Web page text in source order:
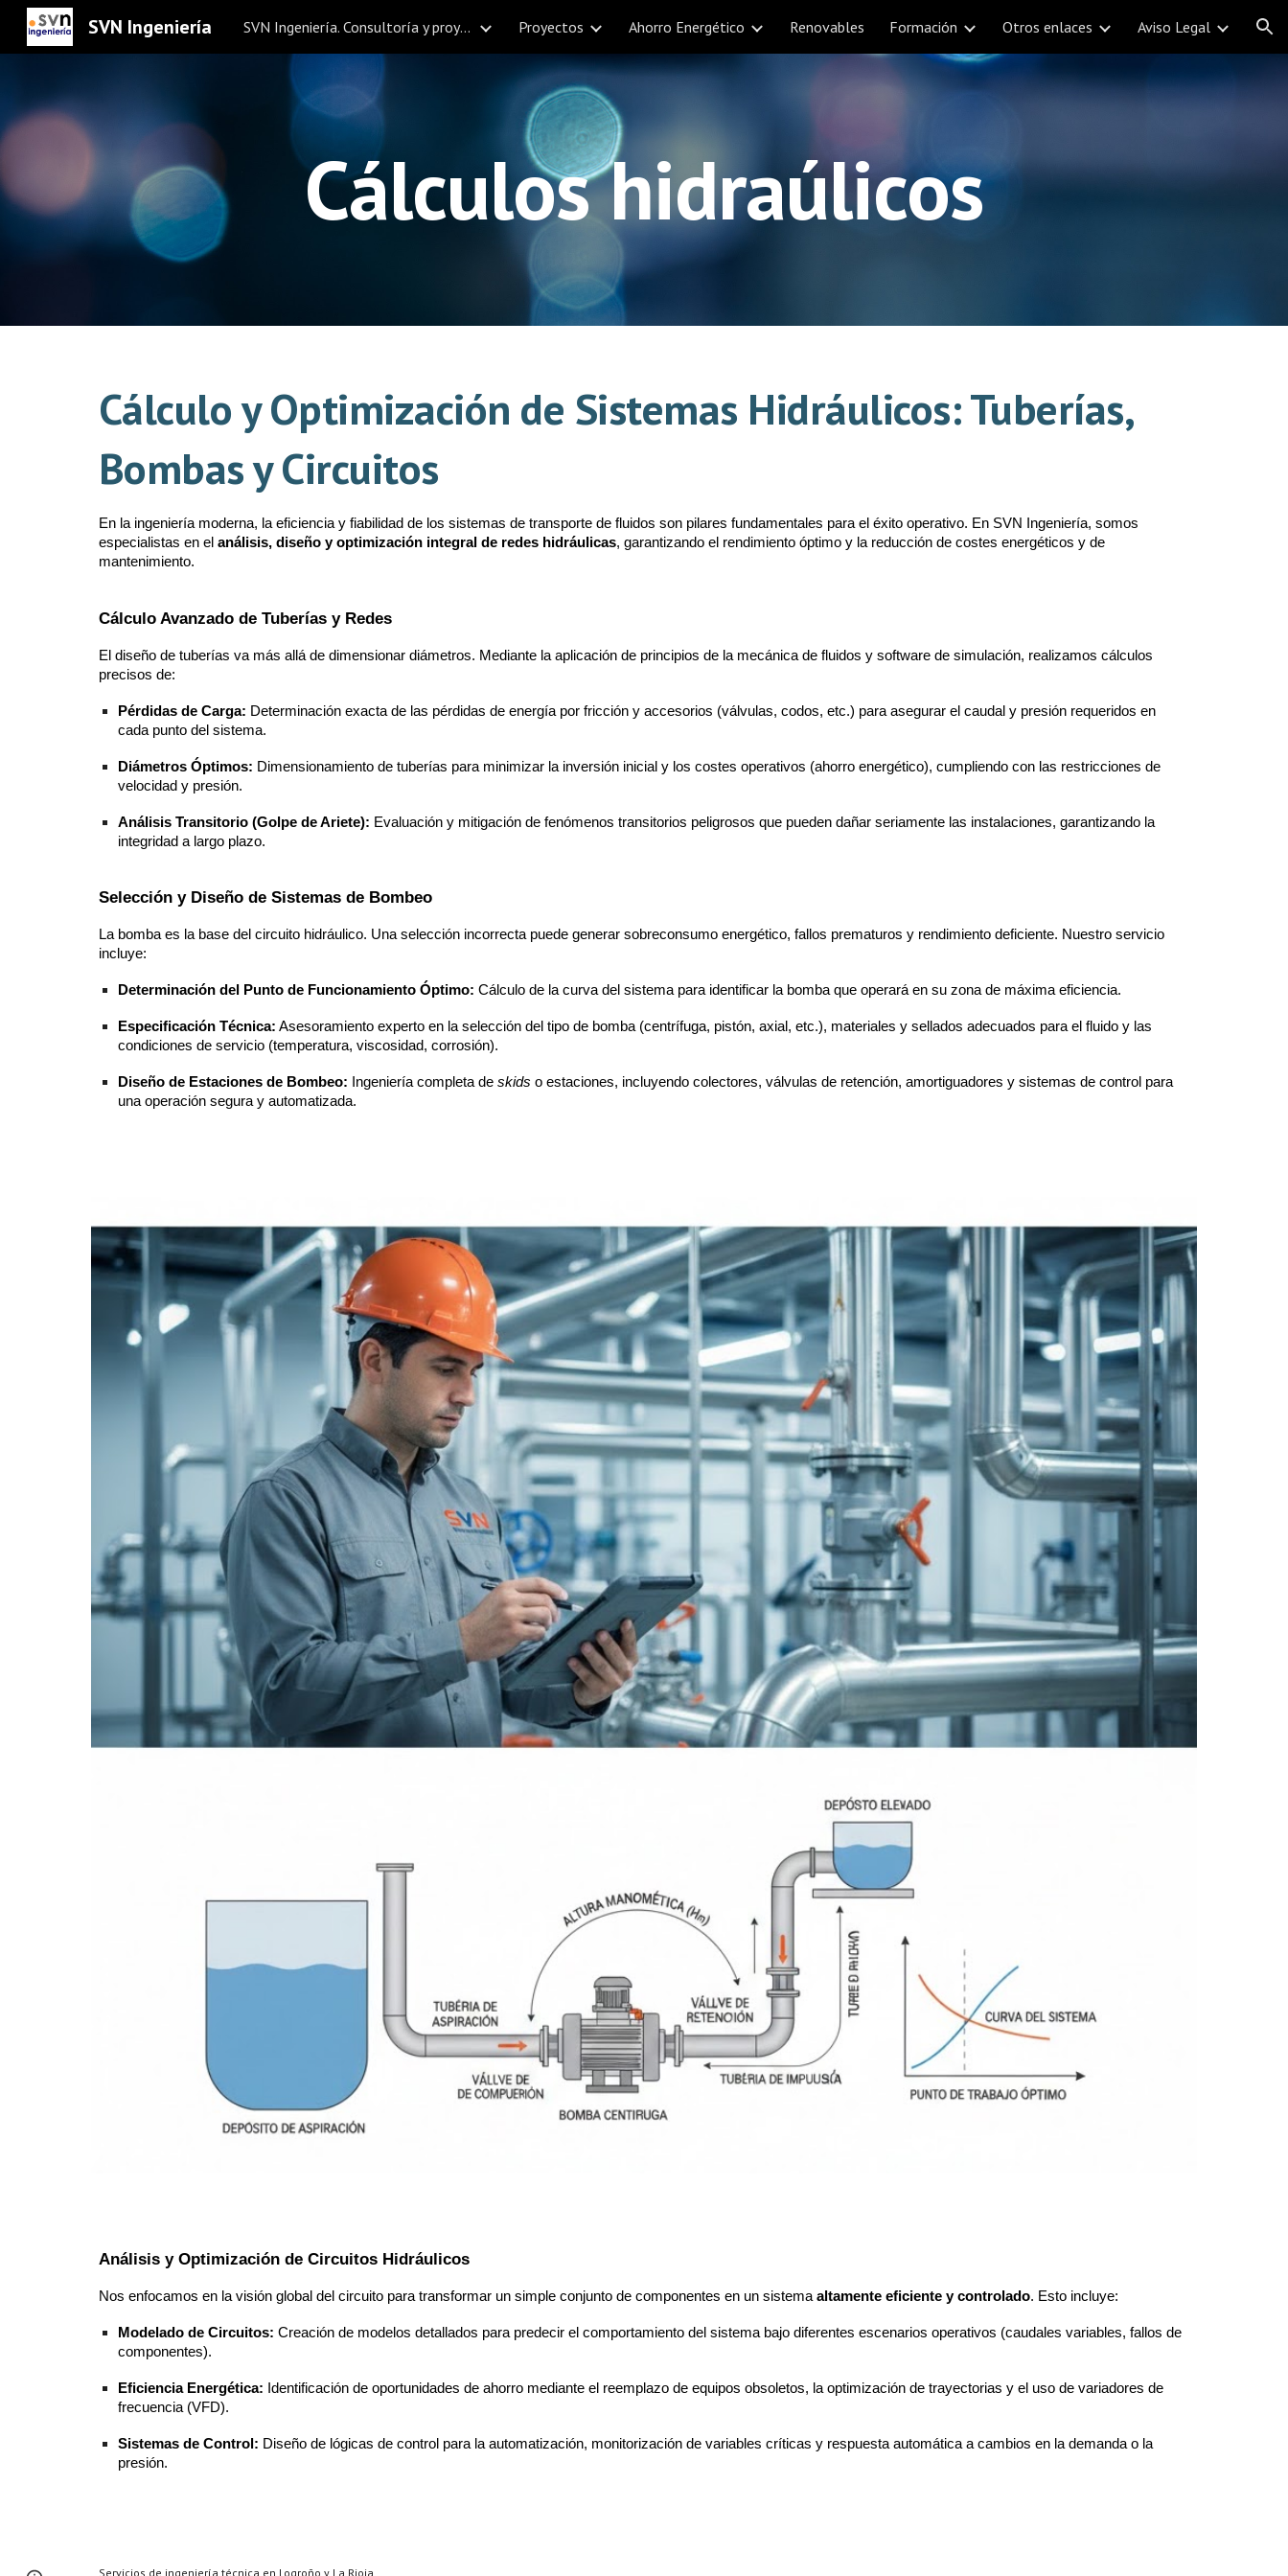
Skip to main content Skip to navigation
SVN Ingeniería SVN Ingeniería. Consultoría y proyectos en La Rioja Proyectos Ahorro Energético Renovables Formación Otros enlaces Aviso Legal
Cálculos hidraúlicos
Cálculo y Optimización de Sistemas Hidráulicos: Tuberías,
Bombas y Circuitos
En la ingeniería moderna, la eficiencia y fiabilidad de los sistemas de transporte de fluidos son pilares fundamentales para el éxito operativo. En SVN Ingeniería, somos
especialistas en el análisis, diseño y optimización integral de redes hidráulicas, garantizando el rendimiento óptimo y la reducción de costes energéticos y de
mantenimiento.
Cálculo Avanzado de Tuberías y Redes
El diseño de tuberías va más allá de dimensionar diámetros. Mediante la aplicación de principios de la mecánica de fluidos y software de simulación, realizamos cálculos
precisos de:
Pérdidas de Carga: Determinación exacta de las pérdidas de energía por fricción y accesorios (válvulas, codos, etc.) para asegurar el caudal y presión requeridos en
cada punto del sistema.
Diámetros Óptimos: Dimensionamiento de tuberías para minimizar la inversión inicial y los costes operativos (ahorro energético), cumpliendo con las restricciones de
velocidad y presión.
Análisis Transitorio (Golpe de Ariete): Evaluación y mitigación de fenómenos transitorios peligrosos que pueden dañar seriamente las instalaciones, garantizando la
integridad a largo plazo.
Selección y Diseño de Sistemas de Bombeo
La bomba es la base del circuito hidráulico. Una selección incorrecta puede generar sobreconsumo energético, fallos prematuros y rendimiento deficiente. Nuestro servicio
incluye:
Determinación del Punto de Funcionamiento Óptimo: Cálculo de la curva del sistema para identificar la bomba que operará en su zona de máxima eficiencia.
Especificación Técnica: Asesoramiento experto en la selección del tipo de bomba (centrífuga, pistón, axial, etc.), materiales y sellados adecuados para el fluido y las
condiciones de servicio (temperatura, viscosidad, corrosión).
Diseño de Estaciones de Bombeo: Ingeniería completa de skids o estaciones, incluyendo colectores, válvulas de retención, amortiguadores y sistemas de control para
una operación segura y automatizada.
Análisis y Optimización de Circuitos Hidráulicos
Nos enfocamos en la visión global del circuito para transformar un simple conjunto de componentes en un sistema altamente eficiente y controlado. Esto incluye:
Modelado de Circuitos: Creación de modelos detallados para predecir el comportamiento del sistema bajo diferentes escenarios operativos (caudales variables, fallos de
componentes).
Eficiencia Energética: Identificación de oportunidades de ahorro mediante el reemplazo de equipos obsoletos, la optimización de trayectorias y el uso de variadores de
frecuencia (VFD).
Sistemas de Control: Diseño de lógicas de control para la automatización, monitorización de variables críticas y respuesta automática a cambios en la demanda o la
presión.
Servicios de ingeniería técnica en Logroño y La Rioja